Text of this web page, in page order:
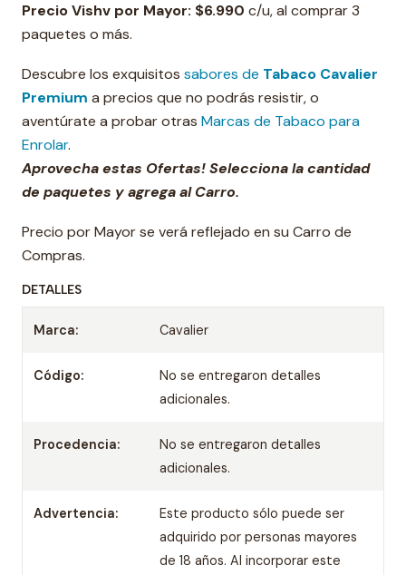
Precio Vishv por Mayor: $6.990 c/u, al comprar 3
paquetes o más.
Descubre los exquisitos sabores de Tabaco Cavalier
Premium a precios que no podrás resistir, o
aventúrate a probar otras Marcas de Tabaco para
Enrolar.
Aprovecha estas Ofertas! Selecciona la cantidad
de paquetes y agrega al Carro.
Precio por Mayor se verá reflejado en su Carro de
Compras.
DETALLES
Marca: Cavalier
Código:
No se entregaron detalles
adicionales.
Procedencia:
No se entregaron detalles
adicionales.
Advertencia:
Este producto sólo puede ser
adquirido por personas mayores
de 18 años. Al incorporar este